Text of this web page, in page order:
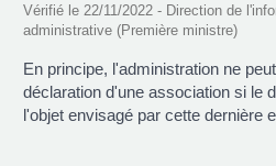
Vérifié le 22/11/2022 - Direction de
administrative (Première ministre)
En principe, l'administration ne
déclaration d'une association si le
l'objet envisagé par cette dernière